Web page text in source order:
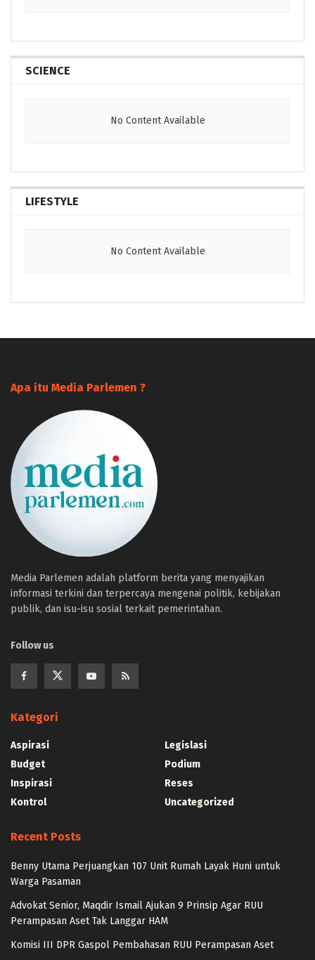
SCIENCE
No Content Available
LIFESTYLE
No Content Available
Apa itu Media Parlemen ?
Media Parlemen adalah platform berita yang menyajikan
informasi terkini dan terpercaya mengenai politik, kebijakan
publik, dan isu-isu sosial terkait pemerintahan.
Follow us
Kategori
Aspirasi
Budget
Inspirasi
Kontrol
Legislasi
Podium
Reses
Uncategorized
Recent Posts
Benny Utama Perjuangkan 107 Unit Rumah Layak Huni untuk
Warga Pasaman
Advokat Senior, Maqdir Ismail Ajukan 9 Prinsip Agar RUU
Perampasan Aset Tak Langgar HAM
Komisi III DPR Gaspol Pembahasan RUU Perampasan Aset